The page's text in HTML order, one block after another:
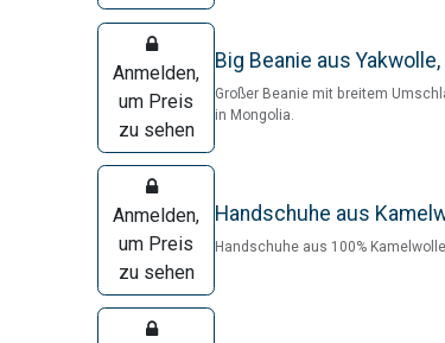
Anmelden,
um Preis
zu sehen
Big Beanie aus
Großer Beanie mit breitem
in Mongolia.
Anmelden,
um Preis
zu sehen
Handschuhe aus
Handschuhe aus 100%